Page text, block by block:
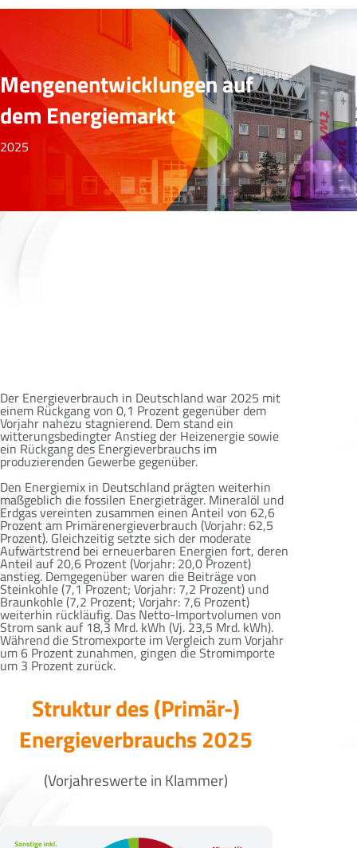
Mengenentwicklungen auf
dem Energiemarkt
2025
Der Energieverbrauch in Deutschland war 2025 mit
einem Rückgang von 0,1 Prozent gegenüber dem
Vorjahr nahezu stagnierend. Dem stand ein
witterungsbedingter Anstieg der Heizenergie sowie
ein Rückgang des Energieverbrauchs im
produzierenden Gewerbe gegenüber.
Den Energiemix in Deutschland prägten weiterhin
maßgeblich die fossilen Energieträger. Mineralöl und
Erdgas vereinten zusammen einen Anteil von 62,6
Prozent am Primärenergieverbrauch (Vorjahr: 62,5
Prozent). Gleichzeitig setzte sich der moderate
Aufwärtstrend bei erneuerbaren Energien fort, deren
Anteil auf 20,6 Prozent (Vorjahr: 20,0 Prozent)
anstieg. Demgegenüber waren die Beiträge von
Steinkohle (7,1 Prozent; Vorjahr: 7,2 Prozent) und
Braunkohle (7,2 Prozent; Vorjahr: 7,6 Prozent)
weiterhin rückläufig. Das Netto-Importvolumen von
Strom sank auf 18,3 Mrd. kWh (Vj. 23,5 Mrd. kWh).
Während die Stromexporte im Vergleich zum Vorjahr
um 6 Prozent zunahmen, gingen die Stromimporte
um 3 Prozent zurück.
Struktur des (Primär-)
Energieverbrauchs 2025
(Vorjahreswerte in Klammer)